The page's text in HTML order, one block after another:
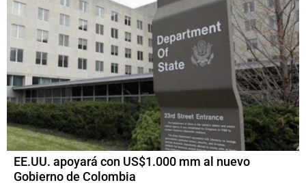
EE.UU. apoyará con US$1.000 mm al nuevo
Gobierno de Colombia